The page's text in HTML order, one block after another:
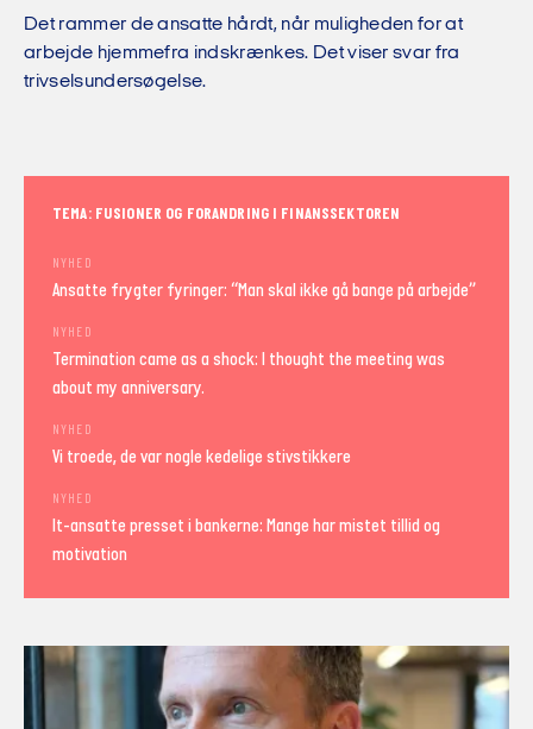
Det rammer de ansatte hårdt, når muligheden for at
arbejde hjemmefra indskrænkes. Det viser svar fra
trivselsundersøgelse.
TEMA: FUSIONER OG FORANDRING I FINANSSEKTOREN
NYHED
Ansatte frygter fyringer: “Man skal ikke gå bange på arbejde”
NYHED
Termination came as a shock: I thought the meeting was
about my anniversary.
NYHED
Vi troede, de var nogle kedelige stivstikkere
NYHED
It-ansatte presset i bankerne: Mange har mistet tillid og
motivation